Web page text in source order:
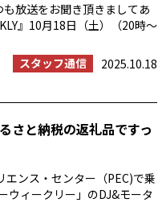
も放送をお聞き頂きましてあ
』10月18日（土）（20時〜
スタッフ通信
2025.10.18
さと納税の返礼品ですっ
ンス・センター（PEC)で乗
ウィークリー」のDJ&モータ